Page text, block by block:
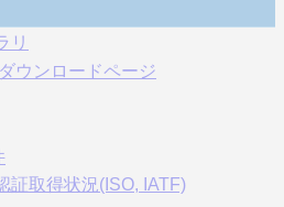
リ
ウンロードページ
証取得状況(ISO, IATF)